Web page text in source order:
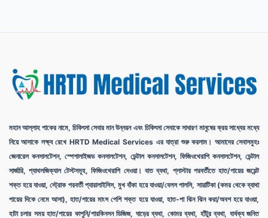
মহান আল্লাহ পাকের নামে, চিকিৎসা সেবার মান উন্নয়ন এবং চিকিৎসা সেবাকে সাধারণ মানুষের ক্রয় সাধ্যের মধ্যে
নিয়ে আসাকে লক্ষ্য রেখে HRTD Medical Services এর যাত্রা শুরু করলাম। আমাদের সেবাসমুহঃ
জেনারেল কনসালটেশন, স্পেশালাইজড কনসালটেশন, ডেন্টাল কনসালটেশন, ফিজিওথেরাপি কনসালটেশন, ডেন্টাল
সার্জারি, প্যাথলজিক্যাল টেস্টসমূহ, ফিজিওথেরাপি দেওয়া। বাত ব্যথা, প্লাস্টার পরবর্তীতে হাত/পায়ের জয়েন্ট
শক্ত হয়ে যাওয়া, স্ট্রোক পরবর্তী প্যারালাইসিস, মুখ বাঁকা হয়ে যাওয়া/বেলস পালসি, সায়াটিকা (কমর থেকে ব্যাথা
পায়ের দিকে নেমে আসা), হাত/পায়ের মাংস পেশি শক্ত হয়ে যাওয়া, হাত-পা ঝিন ঝিন করা/অবশ হয়ে যাওয়া,
হাটা চলার সময় হাত/পায়েরকাপুনি/পারকিনসন ডিজিজ, ঘাড়ের ব্যথা, কোমর ব্যথা, হাঁটুর ব্যথা, বার্ধক্য জনিত